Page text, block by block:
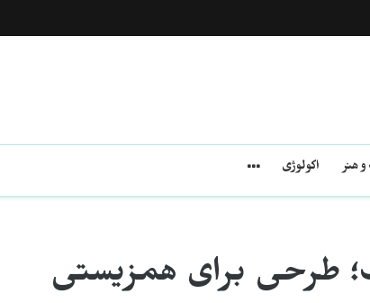
هنر اکولوژی
طرحی برای همزیستی